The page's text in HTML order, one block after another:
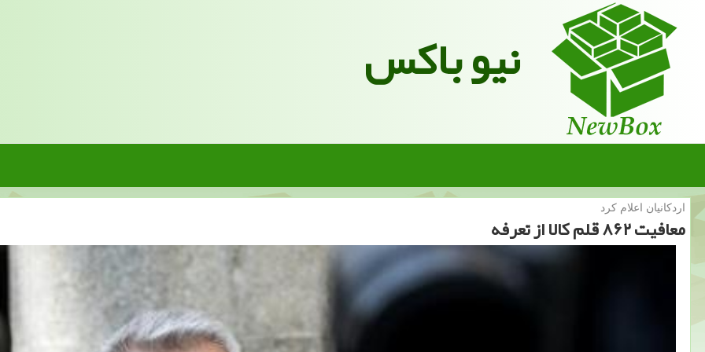
نیو باکس
اردكانیان اعلام كرد
معافیت ۸۶۲ قلم كالا از تعرفه